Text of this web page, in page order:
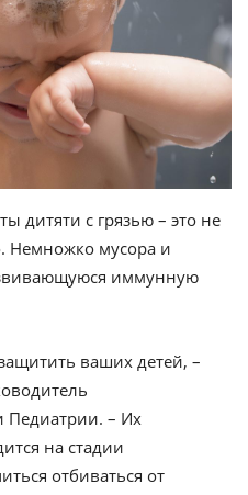
дитяти с грязью – это не
Немножко мусора и
иммунную
ваших детей, –
Педиатрии. – Их
на стадии
отбиваться от